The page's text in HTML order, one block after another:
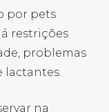
por pets
restrições
problemas
lactantes.
na